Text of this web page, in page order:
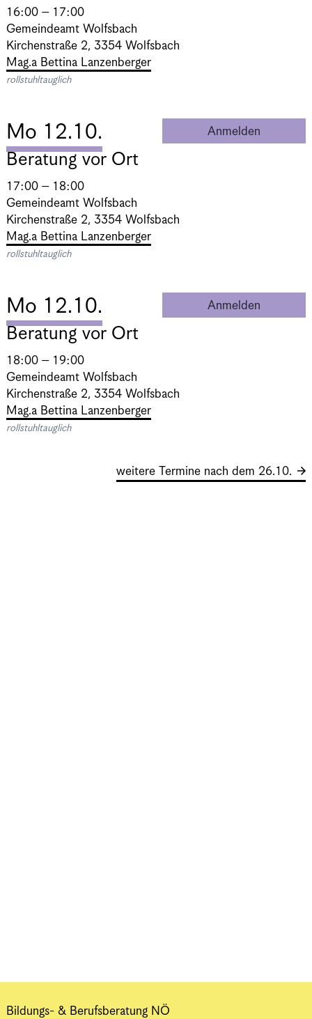
16:00 – 17:00
Gemeindeamt Wolfsbach
Kirchenstraße 2, 3354 Wolfsbach
Mag.a Bettina Lanzenberger
rollstuhltauglich
Mo 12.10. Anmelden
Beratung vor Ort
17:00 – 18:00
Gemeindeamt Wolfsbach
Kirchenstraße 2, 3354 Wolfsbach
Mag.a Bettina Lanzenberger
rollstuhltauglich
Mo 12.10. Anmelden
Beratung vor Ort
18:00 – 19:00
Gemeindeamt Wolfsbach
Kirchenstraße 2, 3354 Wolfsbach
Mag.a Bettina Lanzenberger
rollstuhltauglich
weitere Termine nach dem 26.10.
Bildungs- & Berufsberatung NÖ